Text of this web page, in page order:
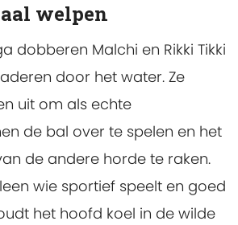
welpen
dobberen Malchi en Rikki Tikki
door het water. Ze
uit om als echte
de bal over te spelen en het
de andere horde te raken.
wie sportief speelt en goed
het hoofd koel in de wilde